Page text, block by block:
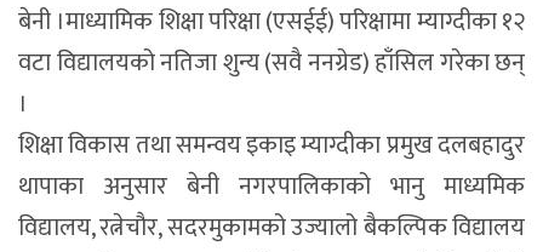
बेनी ।माध्यामिक शिक्षा परिक्षा (एसईई) परिक्षामा म्याग्दीका १२
वटा विद्यालयको नतिजा शुन्य (सवै ननग्रेड) हाँसिल गरेका छन्
।
शिक्षा विकास तथा समन्वय इकाइ म्याग्दीका प्रमुख दलबहादुर
थापाका अनुसार बेनी नगरपालिकाको भानु माध्यमिक
विद्यालय, रत्नेचौर, सदरमुकामको उज्यालो बैकल्पिक विद्यालय